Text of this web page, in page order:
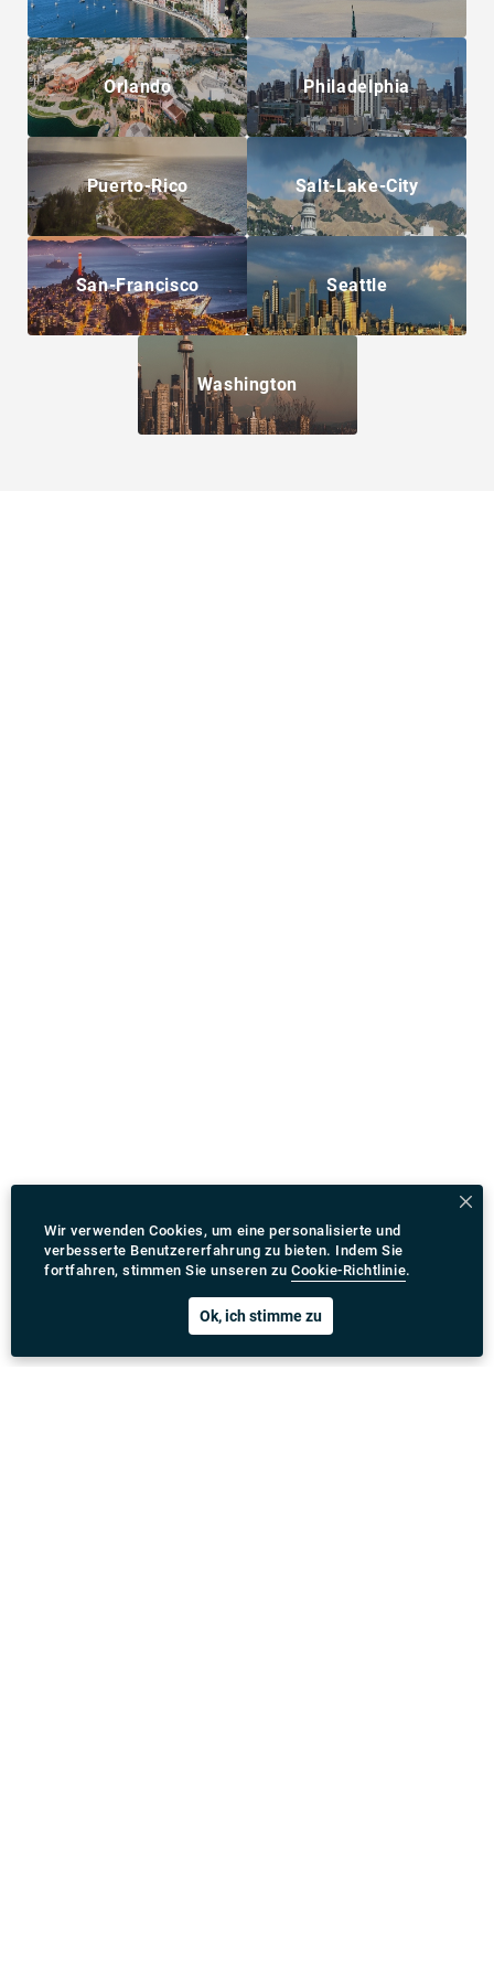
Orlando Philadelphia
Puerto-Rico Salt-Lake-City
San-Francisco Seattle
Washington
Wir verwenden Cookies, um eine personalisierte und
verbesserte Benutzererfahrung zu bieten. Indem Sie
fortfahren, stimmen Sie unseren zu Cookie-Richtlinie.
Ok, ich stimme zu